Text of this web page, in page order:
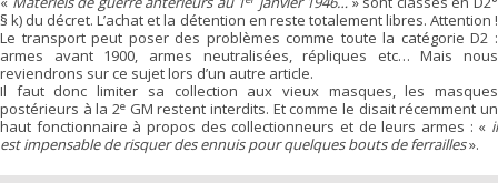
§ k) du décret. L’achat et la détention en reste totalement libres. Attention !
Le transport peut poser des problèmes comme toute la catégorie D2 :
armes avant 1900, armes neutralisées, répliques etc… Mais nous
reviendrons sur ce sujet lors d’un autre article.
Il faut donc limiter sa collection aux vieux masques, les masques
postérieurs à la 2e GM restent interdits. Et comme le disait récemment un
haut fonctionnaire à propos des collectionneurs et de leurs armes : « il
est impensable de risquer des ennuis pour quelques bouts de ferrailles».